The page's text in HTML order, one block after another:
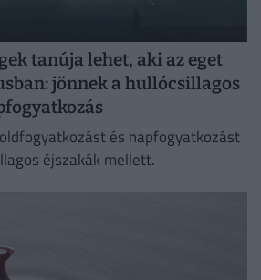
tanúja lehet, aki az eget
jönnek a hullócsillagos
és napfogyatkozást
éjszakák mellett.